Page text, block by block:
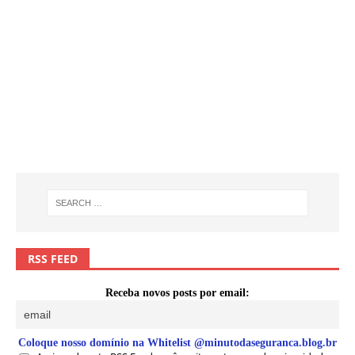
RSS FEED
Receba novos posts por email:
Coloque nosso domínio na Whitelist @minutodaseguranca.blog.br